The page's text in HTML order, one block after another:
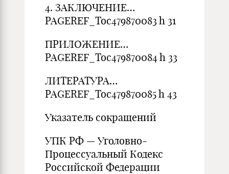
4. ЗАКЛЮЧЕНИЕ…
PAGEREF_Toc479870083 h 31
ПРИЛОЖЕНИЕ…
PAGEREF_Toc479870084 h 33
ЛИТЕРАТУРА…
PAGEREF_Toc479870085 h 43
Указатель сокращений
УПК РФ — Уголовно-
Процессуальный Кодекс
Российской Федерации